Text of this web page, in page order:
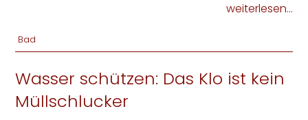
weiterlesen...
Bad
Wasser schützen: Das Klo ist kein
Müllschlucker